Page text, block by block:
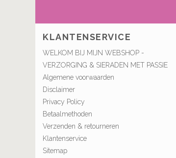
KLANTENSERVICE
WELKOM BIJ MIJN WEBSHOP -
VERZORGING & SIERADEN MET PASSIE
Algemene voorwaarden
Disclaimer
Privacy Policy
Betaalmethoden
Verzenden & retourneren
Klantenservice
Sitemap